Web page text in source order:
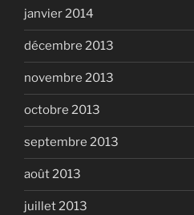
janvier 2014
décembre 2013
novembre 2013
octobre 2013
septembre 2013
août 2013
juillet 2013